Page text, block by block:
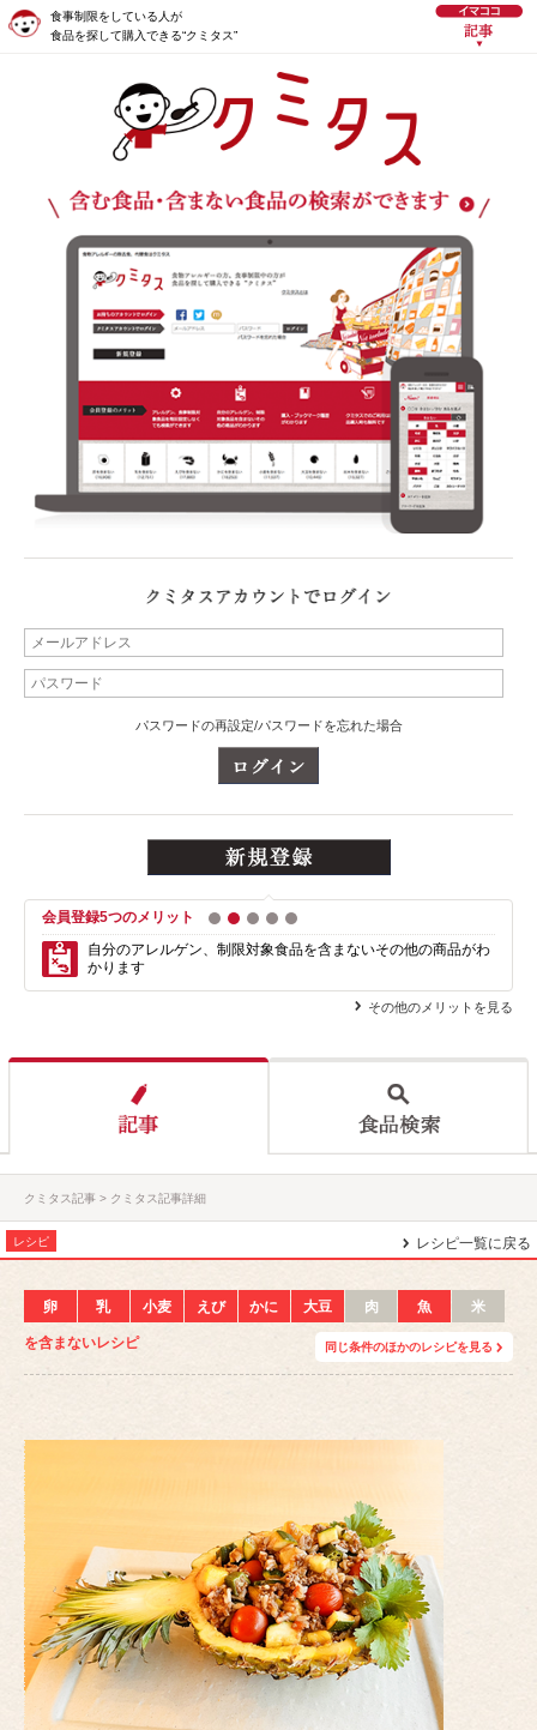
食事制限をしている人が
食品を探して購入できる“クミタス”
パスワードの再設定/パスワードを忘れた場合
会員登録5つのメリット 1 2 3 4
自分のアレルゲン、制限対象食品を含まないその他の商品がわ
かります
その他のメリットを見る
クミタス記事 クミタス記事詳細
レシピ レシピ一覧に戻る
卵 乳 小麦 えび かに 大豆 肉 魚 米
を含まないレシピ 同じ条件のほかのレシピを見る